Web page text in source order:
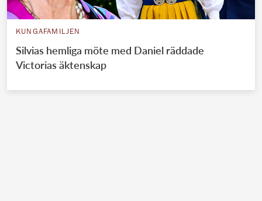
KUNGAFAMILJEN
Silvias hemliga möte med Daniel räddade
Victorias äktenskap